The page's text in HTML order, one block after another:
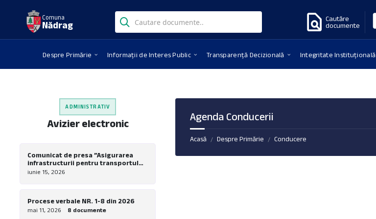
sidebar
Comuna
Nădrag
Search:
Cautăre
documente
Despre Primărie Informații de Interes Public Transparență Decizională Integritate Instituțională
Agenda Conducerii
Acasă / Despre Primărie / Conducere
ADMINISTRATIV
Avizier electronic
Comunicat de presa ”Asigurarea
infrastructurii pentru transportul
verde in comuna Nadrag – Realizare
iunie 15, 2026
Procese verbale NR. 1-8 din 2026
mai 11, 2026 8 documente